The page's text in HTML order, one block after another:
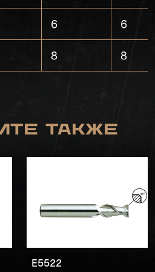
6 6
8 8
также
E5522